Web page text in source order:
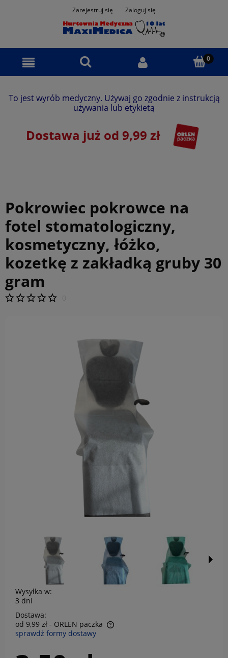
Zarejestruj się Zaloguj się
To jest wyrób medyczny. Używaj go zgodnie z instrukcją
używania lub etykietą
Dostawa już od 9,99 zł
Pokrowiec pokrowce na
fotel stomatologiczny,
kosmetyczny, łóżko,
kozetkę z zakładką gruby 30
gram
Wysyłka w:
3 dni
Dostawa:
od 9,99 zł - ORLEN paczka
Cena nie zawiera ewentualnych kosztów płatności
sprawdź formy dostawy